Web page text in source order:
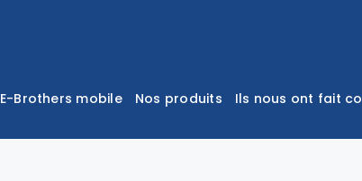
E-Brothers mobile Nos produits Ils nous ont fait